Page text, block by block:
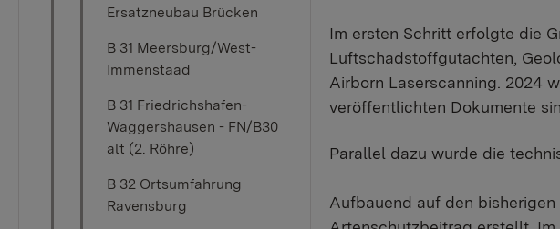
Ersatzneubau Brücken
B 31 Meersburg/West-
Immenstaad
B 31 Friedrichshafen-
Waggershausen - FN/B30
alt (2. Röhre)
B 32 Ortsumfahrung
Ravensburg
Im ersten Schritt erfolgte die
Luftschadstoffgutachten,
Airborn Laserscanning. 2024
veröffentlichten Dokumente
Parallel dazu wurde die
Aufbauend auf den